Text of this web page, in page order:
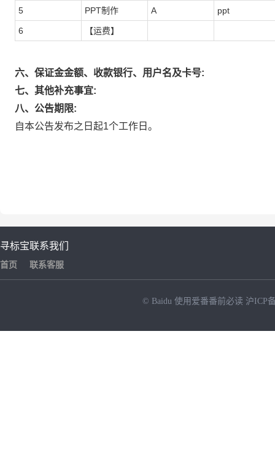
5 PPT制作 A ppt
6 【运费】
六、保证金金额、收款银行、用户名及卡号:
七、其他补充事宜:
八、公告期限:
自本公告发布之日起1个工作日。
寻标宝
首页
联系我们
联系客服
© Baidu 使用爱番番前必读 沪ICP